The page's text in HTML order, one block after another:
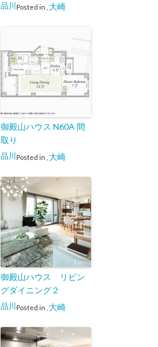
Posted in
品川 大崎
御殿山ハウス N60A 間
取り
Posted in
品川 大崎
御殿山ハウス リビン
グダイニング２
Posted in
品川 大崎